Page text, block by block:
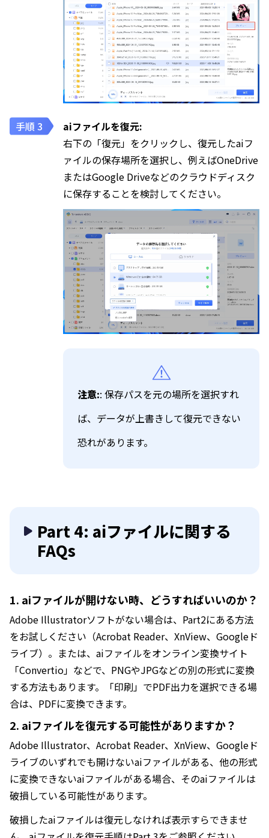
aiファイルを復元:
右下の「復元」をクリックし、復元したaiフ
ァイルの保存場所を選択し、例えばOneDrive
またはGoogle Driveなどのクラウドディスク
に保存することを検討してください。
注意:: 保存パスを元の場所を選択すれ
ば、データが上書きして復元できない
恐れがあります。
Part 4: aiファイルに関する
FAQs
1. aiファイルが開けない時、どうすればいいのか？
Adobe Illustratorソフトがない場合は、Part2にある方法
をお試しください（Acrobat Reader、XnView、Googleド
ライブ）。または、aiファイルをオンライン変換サイト
「Convertio」などで、PNGやJPGなどの別の形式に変換
する方法もあります。「印刷」でPDF出力を選択できる場
合は、PDFに変換できます。
2. aiファイルを復元する可能性がありますか？
Adobe Illustrator、Acrobat Reader、XnView、Googleド
ライブのいずれでも開けないaiファイルがある、他の形式
に変換できないaiファイルがある場合、そのaiファイルは
破損している可能性があります。
破損したaiファイルは復元しなければ表示すらできませ